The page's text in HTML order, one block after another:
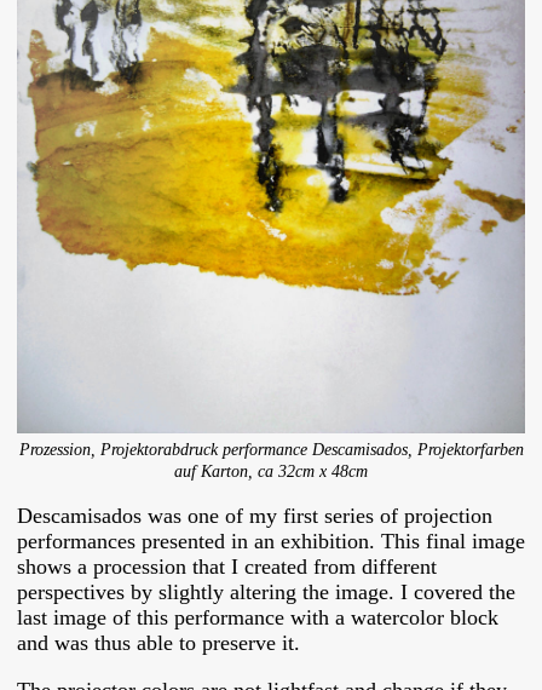
Prozession, Projektorabdruck performance Descamisados, Projektorfarben
auf Karton, ca 32cm x 48cm
Descamisados was one of my first series of projection
performances presented in an exhibition. This final image
shows a procession that I created from different
perspectives by slightly altering the image. I covered the
last image of this performance with a watercolor block
and was thus able to preserve it.